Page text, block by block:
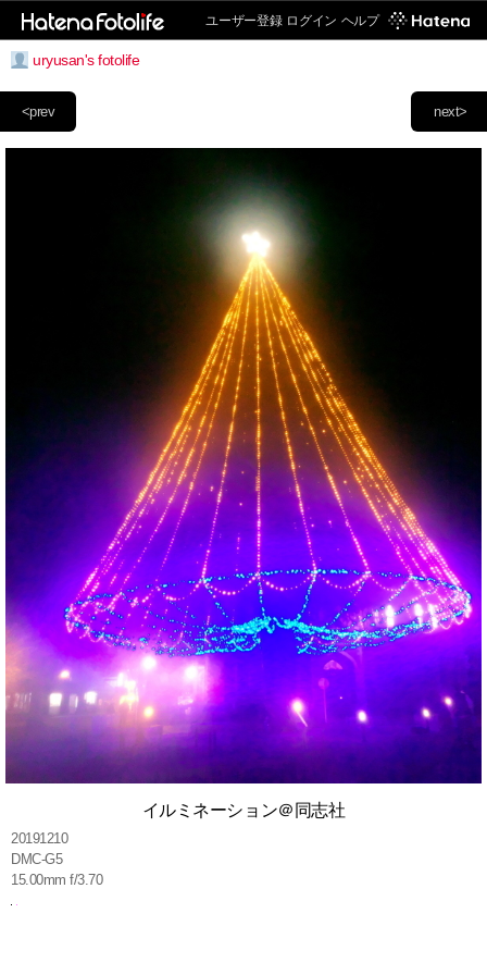
ユーザー登録 ログイン ヘルプ
uryusan's fotolife
next>
<prev
イルミネーション＠同志社
20191210
DMC-G5
15.00mm f/3.70